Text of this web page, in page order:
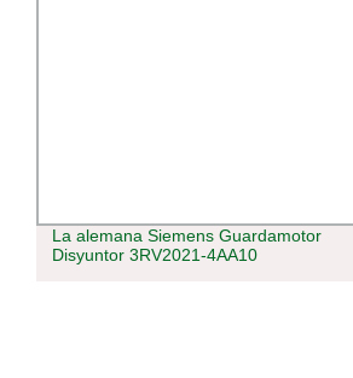
La alemana Siemens Guardamotor
Disyuntor 3RV2021-4AA10